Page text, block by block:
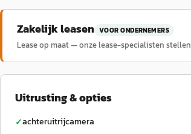
Zakelijk leasen VOOR ONDERNEMERS
Lease op maat — onze lease-specialisten stellen
Uitrusting & opties
✓achteruitrijcamera